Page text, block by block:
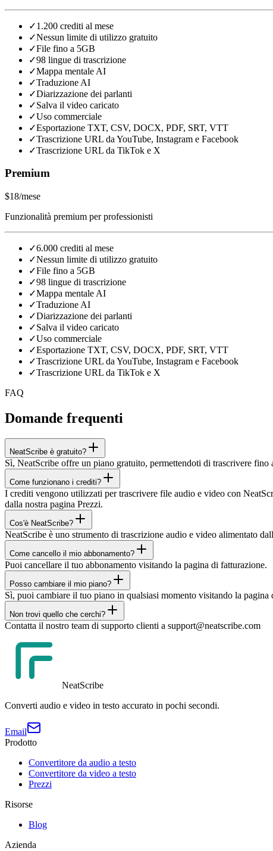
✓1.200 crediti al mese
✓Nessun limite di utilizzo gratuito
✓File fino a 5GB
✓98 lingue di trascrizione
✓Mappa mentale AI
✓Traduzione AI
✓Diarizzazione dei parlanti
✓Salva il video caricato
✓Uso commerciale
✓Esportazione TXT, CSV, DOCX, PDF, SRT, VTT
✓Trascrizione URL da YouTube, Instagram e Facebook
✓Trascrizione URL da TikTok e X
Premium
$18/mese
Funzionalità premium per professionisti
✓6.000 crediti al mese
✓Nessun limite di utilizzo gratuito
✓File fino a 5GB
✓98 lingue di trascrizione
✓Mappa mentale AI
✓Traduzione AI
✓Diarizzazione dei parlanti
✓Salva il video caricato
✓Uso commerciale
✓Esportazione TXT, CSV, DOCX, PDF, SRT, VTT
✓Trascrizione URL da YouTube, Instagram e Facebook
✓Trascrizione URL da TikTok e X
FAQ
Domande frequenti
NeatScribe è gratuito?
Sì, NeatScribe offre un piano gratuito, permettendoti di trascrivere fino
Come funzionano i crediti?
I crediti vengono utilizzati per trascrivere file audio e video con
dalla nostra pagina Prezzi.
Cos'è NeatScribe?
NeatScribe è uno strumento di trascrizione audio e video alimentato
Come cancello il mio abbonamento?
Puoi cancellare il tuo abbonamento visitando la pagina di fatturazione.
Posso cambiare il mio piano?
Sì, puoi cambiare il tuo piano in qualsiasi momento visitando la pagina
Non trovi quello che cerchi?
Contatta il nostro team di supporto clienti a support@neatscribe.com
NeatScribe
Converti audio e video in testo accurato in pochi secondi.
Email
Prodotto
Convertitore da audio a testo
Convertitore da video a testo
Prezzi
Risorse
Blog
Azienda